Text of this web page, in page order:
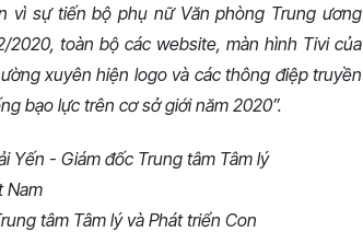
vì sự tiến bộ phụ nữ Văn phòng Trung ương
2020, toàn bộ các website, màn hình Tivi của
xuyên hiện logo và các thông điệp truyền
bạo lực trên cơ sở giới năm 2020”.
tâm Tâm lý và Phát triển Con